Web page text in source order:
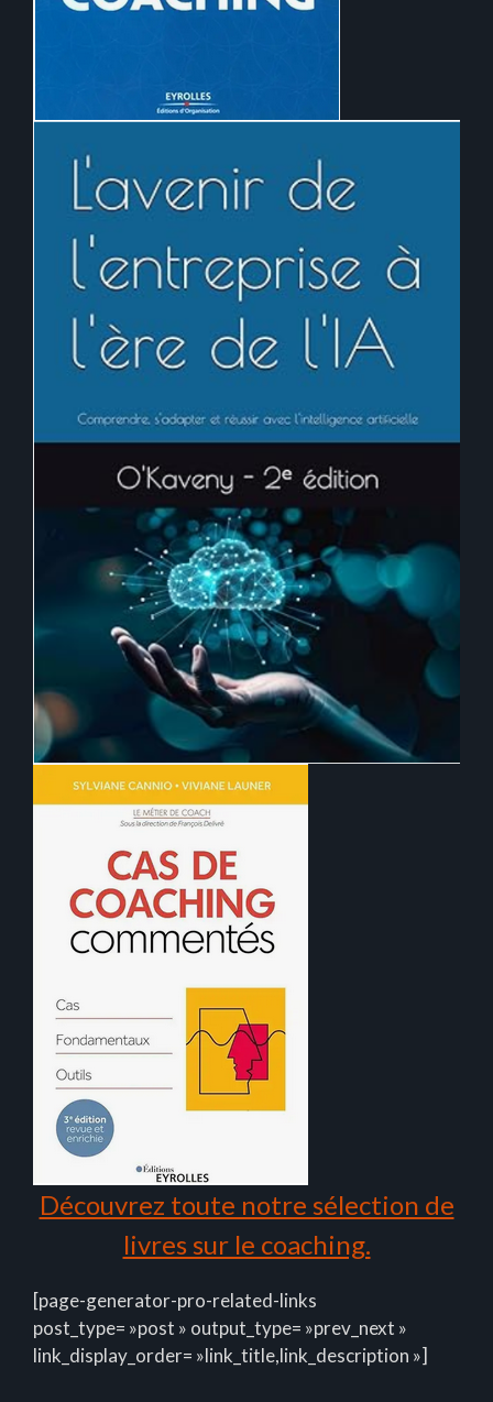
Découvrez toute notre sélection de
livres sur le coaching.
[page-generator-pro-related-links
post_type= »post » output_type= »prev_next »
link_display_order= »link_title,link_description »]